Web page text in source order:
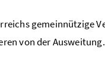
gemeinnützige
von der